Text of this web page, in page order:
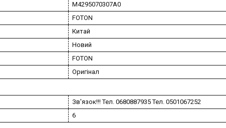
M4295070307A0
FOTON
Китай
Новий
FOTON
Оригінал
Зв'язок!!! Тел. 0680887935 Тел. 0501067252
6